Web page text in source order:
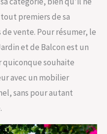
premiers de sa
vente. Pour résumer, le
et de Balcon est un
souhaite
avec un mobilier
sans pour autant